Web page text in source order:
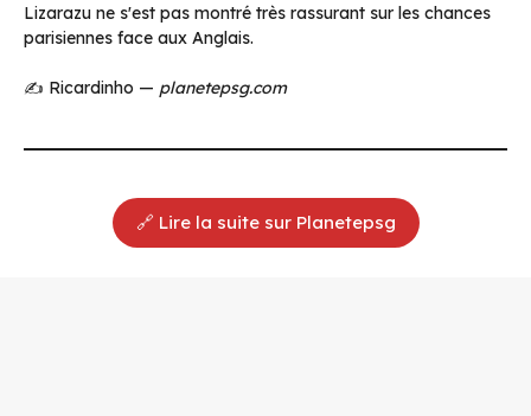
Lizarazu ne s'est pas montré très rassurant sur les chances
parisiennes face aux Anglais.
✍️ Ricardinho — planetepsg.com
🔗 Lire la suite sur Planetepsg